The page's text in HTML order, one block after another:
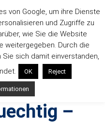
–
von Google, um ihre Dienste
und Zugriffe zu
wie Sie die Website
weitergegeben. Durch die
sich damit einverstanden,
OK Reject